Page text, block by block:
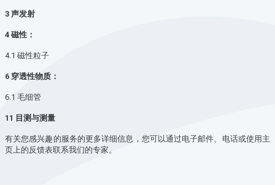
3 声发射
4 磁性：
4.1 磁性粒子
6 穿透性物质：
6.1 毛细管
11 目测与测量
有关您感兴趣的服务的更多详细信息，您可以通过电子邮件、电话或使用主
页上的反馈表联系我们的专家。